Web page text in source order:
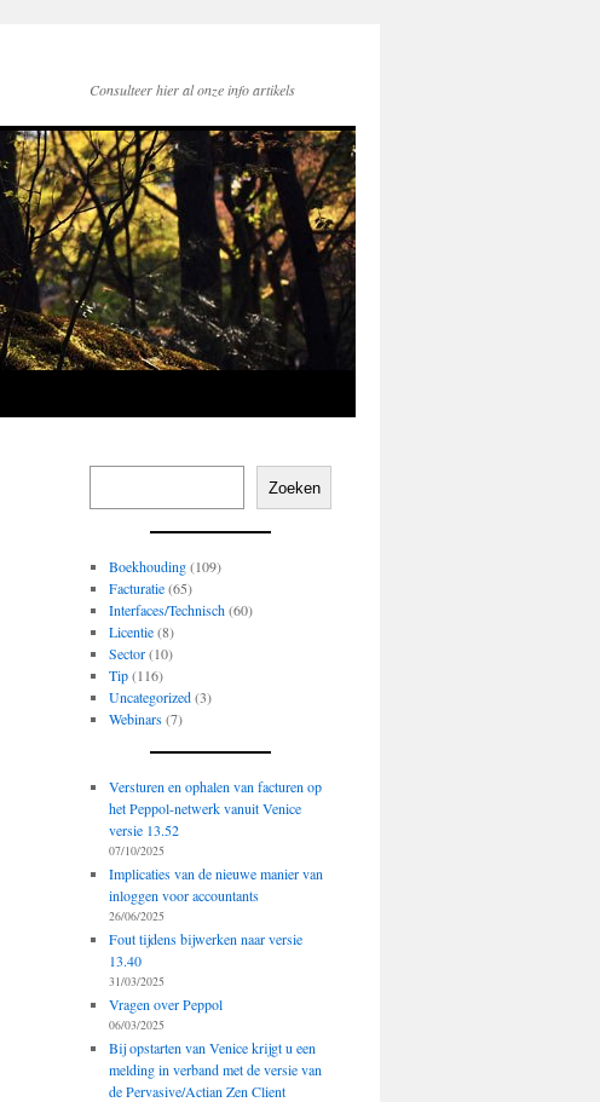
Consulteer hier al onze info artikels
Zoeken
Boekhouding(109)
Facturatie(65)
Interfaces/Technisch(60)
Licentie(8)
Sector(10)
Tip(116)
Uncategorized(3)
Webinars(7)
Versturen en ophalen van facturen op
het Peppol-netwerk vanuit Venice
versie 13.52
07/10/2025
Implicaties van de nieuwe manier van
inloggen voor accountants
26/06/2025
Fout tijdens bijwerken naar versie
13.40
31/03/2025
Vragen over Peppol
06/03/2025
Bij opstarten van Venice krijgt u een
melding in verband met de versie van
de Pervasive/Actian Zen Client